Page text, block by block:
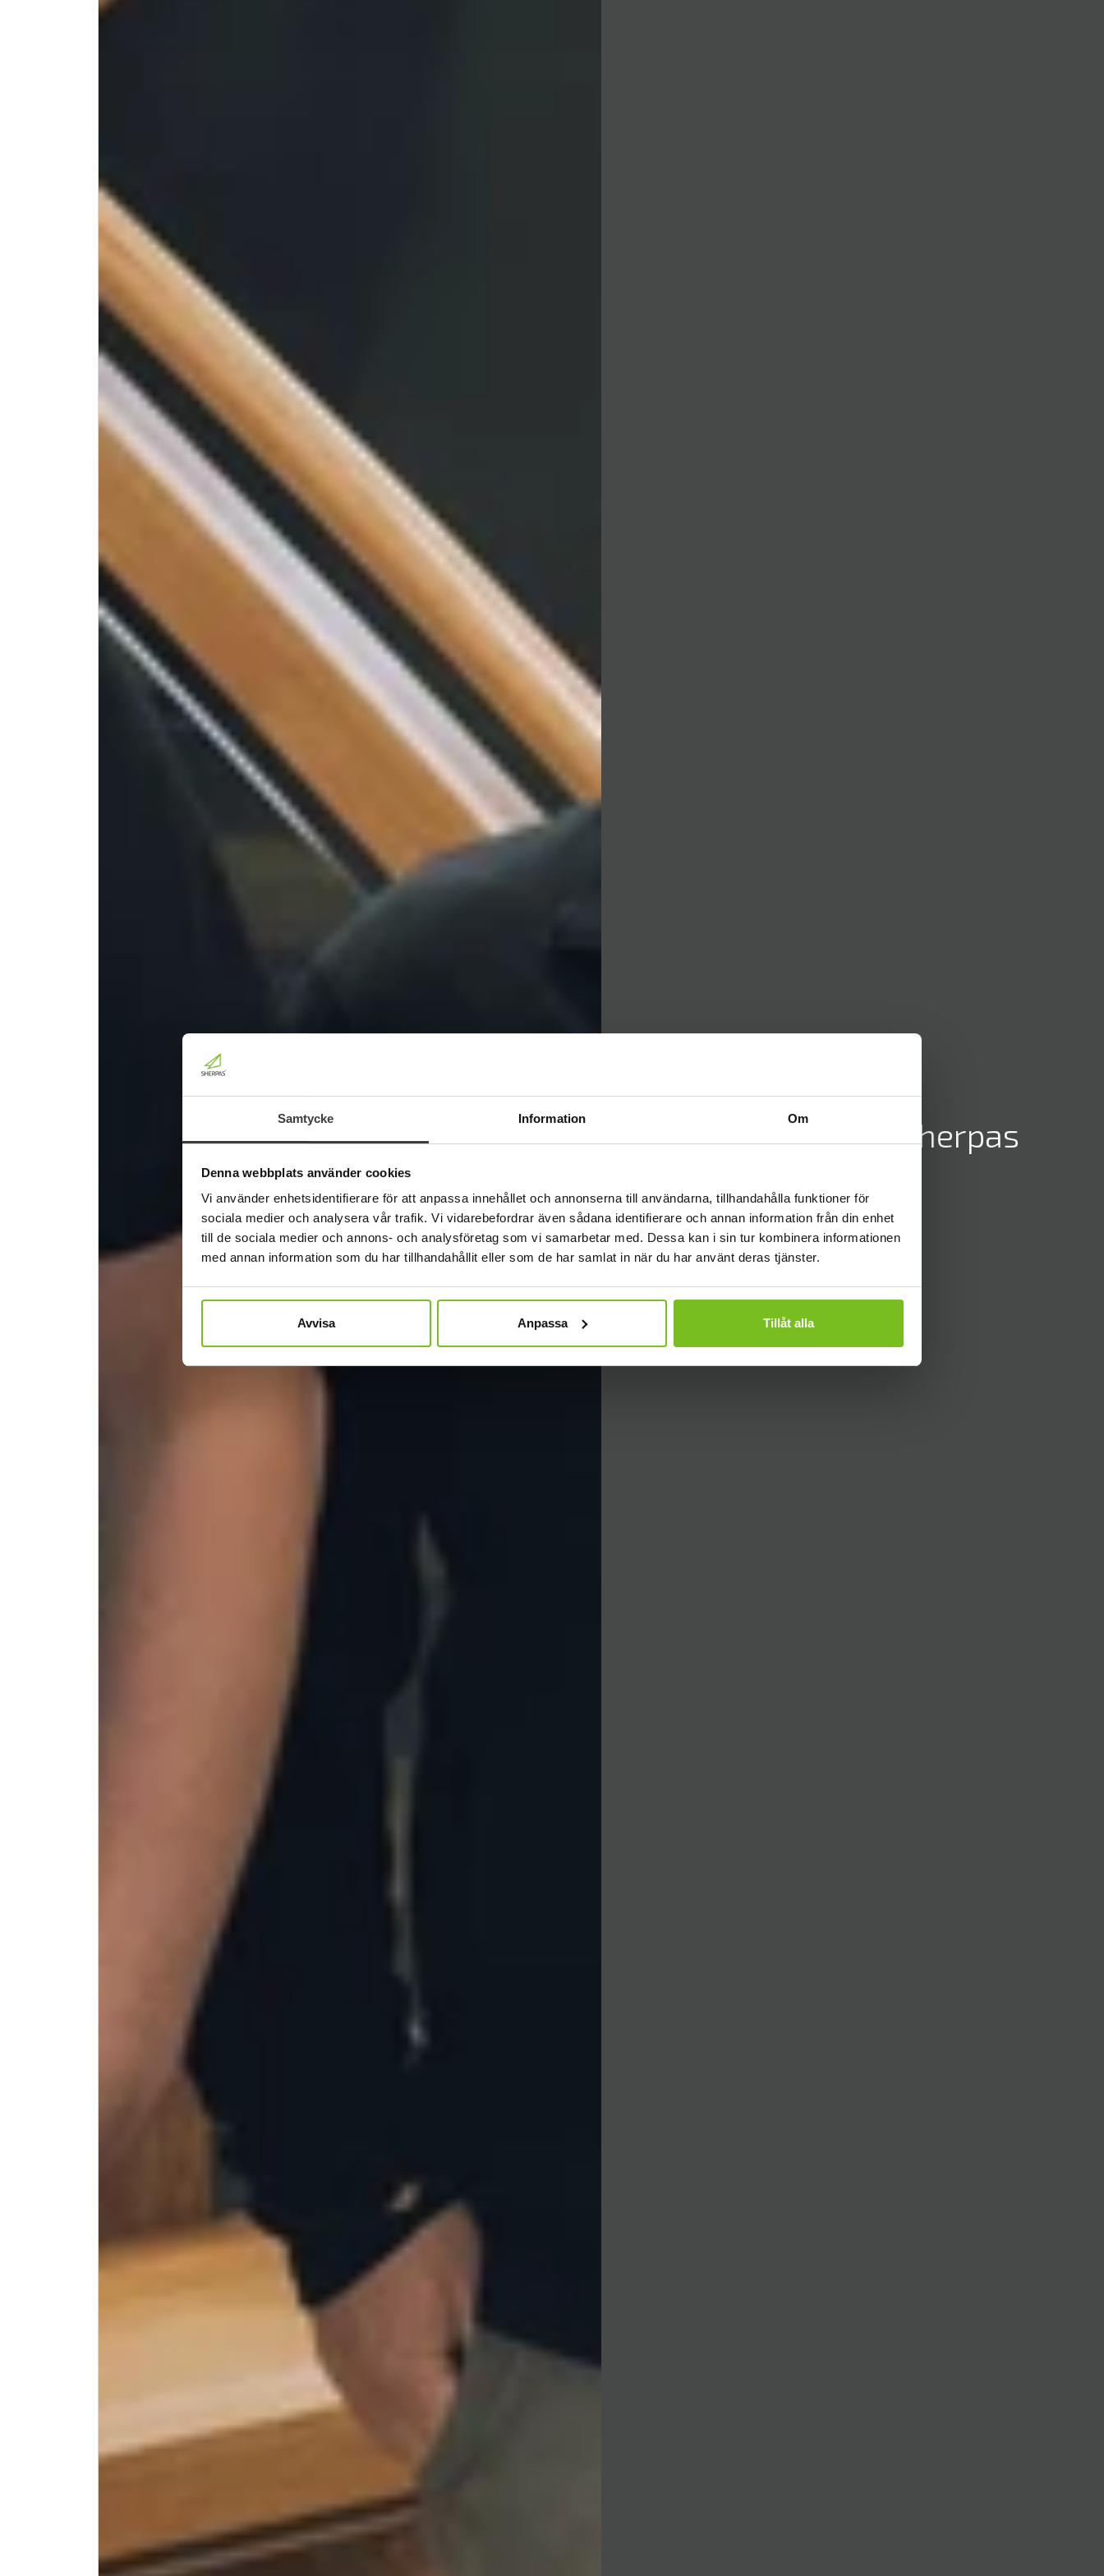
Samtycke Information Om
Denna webbplats använder cookies
Vi använder enhetsidentifierare för att anpassa innehållet och annonserna till användarna, tillhandahålla funktioner för
sociala medier och analysera vår trafik. Vi vidarebefordrar även sådana identifierare och annan information från din enhet
till de sociala medier och annons- och analysföretag som vi samarbetar med. Dessa kan i sin tur kombinera informationen
med annan information som du har tillhandahållit eller som de har samlat in när du har använt deras tjänster.
Avvisa Anpassa Tillåt alla
Nya vägvisare på Sherpas